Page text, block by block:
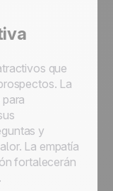
que
La
y
La empatía
fortalecerán